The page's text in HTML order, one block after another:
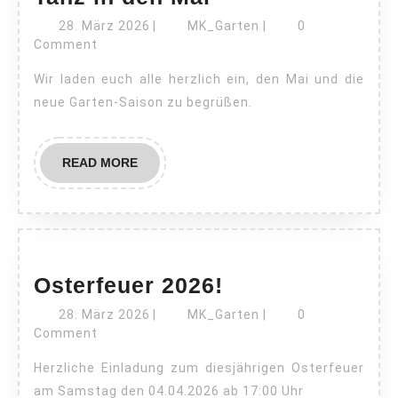
in
Mai
28. März 2026 28.
MK_Garten MK_Garten
0
Comment
Wir laden euch alle herzlich ein, den Mai und die
neue Garten-Saison zu begrüßen.
READ MOREREAD
MORE
Osterfeuer 2026!
2026!
28. März 2026 28.
MK_Garten MK_Garten
0
Comment
Herzliche Einladung zum diesjährigen Osterfeuer
am Samstag den 04.04.2026 ab 17:00 Uhr